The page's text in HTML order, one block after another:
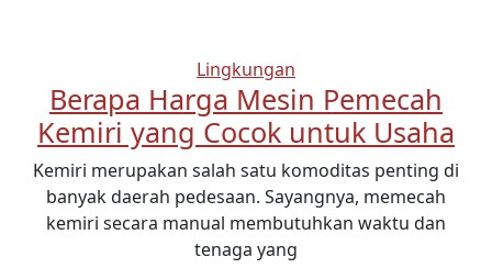
Lingkungan
Berapa Harga Mesin Pemecah
Kemiri yang Cocok untuk Usaha
Kemiri merupakan salah satu komoditas penting di
banyak daerah pedesaan. Sayangnya, memecah
kemiri secara manual membutuhkan waktu dan
tenaga yang